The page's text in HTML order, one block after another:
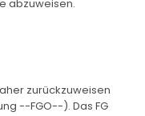
abzuweisen.
zurückzuweisen
--FGO--). Das FG